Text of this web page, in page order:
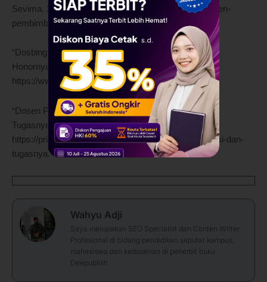
Sevima. 27, Apr. 2021, https://sevima.com/peran-dosen-
pembimbing-skripsi/.
“Dosbing Adalah: Definisi, Syarat, Tugas, dan Jumlah
Honornya.” Cakrawala University. 27, Mei. 2025,
https://www.cakrawala.ac.id/blog/dosbing-adalah.
“Dosen PA (Pembimbing Akademik): Arti, Fungsi, dan
Tugasnya.” Primakara University. 17, Okt. 2024,
https://primakara.ac.id/blog/tips-kuliah/dosen-pa-fungsi-dan-
tugasnya.
Wahyu Adji
Saya merupakan SEO Specialist dan Conten Writer
Profesional di bidang pendidikan seputar kampus,
mahasiswa dan kedosenan di penerbit buku
Deepublish